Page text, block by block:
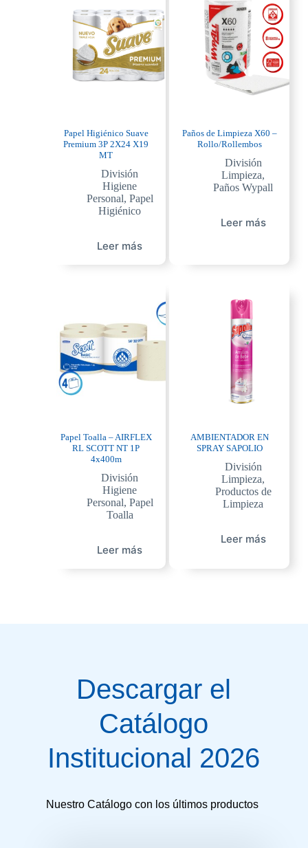
Papel Higiénico Suave
Premium 3P 2X24 X19
MT
División
Higiene
Personal, Papel
Higiénico
Leer más
Paños de Limpieza X60 –
Rollo/Rollembos
División
Limpieza,
Paños Wypall
Leer más
Papel Toalla – AIRFLEX
RL SCOTT NT 1P
4x400m
División
Higiene
Personal, Papel
Toalla
Leer más
AMBIENTADOR EN
SPRAY SAPOLIO
División
Limpieza,
Productos de
Limpieza
Leer más
Descargar el
Catálogo
Institucional 2026
Nuestro Catálogo con los últimos productos